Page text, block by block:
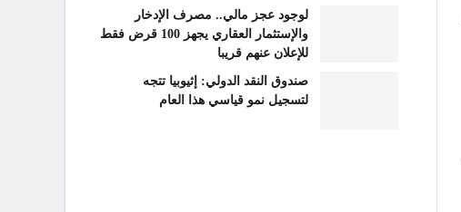
لوجود عجز مالي.. مصرف الإدخار
والإستثمار العقاري يجهز 100 قرض فقط
للإعلان عنهم قريبا
صندوق النقد الدولي: إثيوبيا تتجه
لتسجيل نمو قياسي هذا العام